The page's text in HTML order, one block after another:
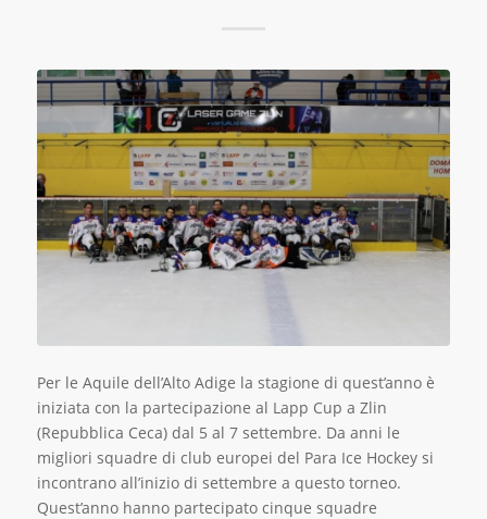
Per le Aquile dell’Alto Adige la stagione di quest’anno è
iniziata con la partecipazione al Lapp Cup a Zlin
(Repubblica Ceca) dal 5 al 7 settembre. Da anni le
migliori squadre di club europei del Para Ice Hockey si
incontrano all’inizio di settembre a questo torneo.
Quest’anno hanno partecipato cinque squadre